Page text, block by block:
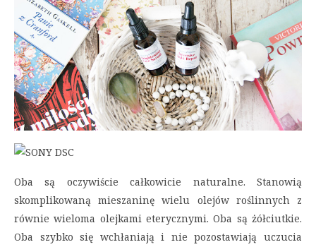
Oba są oczywiście całkowicie naturalne. Stanowią
skomplikowaną mieszaninę wielu olejów roślinnych z
równie wieloma olejkami eterycznymi. Oba są żółciutkie.
Oba szybko się wchłaniają i nie pozostawiają uczucia